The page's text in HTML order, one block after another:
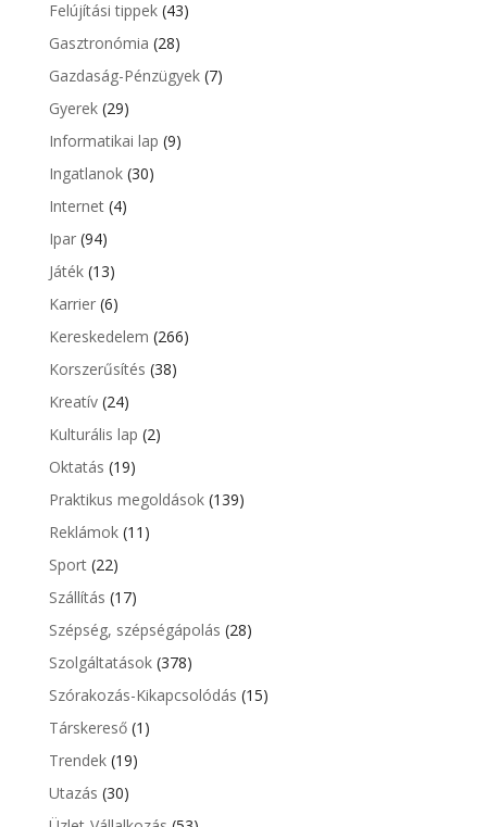
Felújítási tippek(43)
Gasztronómia (28)
Gazdaság-Pénzügyek(7)
Gyerek(29)
Informatikai lap (9)
Ingatlanok(30)
Internet(4)
Ipar(94)
Játék(13)
Karrier(6)
Kereskedelem (266)
Korszerűsítés (38)
Kreatív(24)
Kulturális lap (2)
Oktatás (19)
Praktikus megoldások(139)
Reklámok(11)
Sport(22)
Szállítás (17)
Szépség, szépségápolás (28)
Szolgáltatások(378)
Szórakozás-Kikapcsolódás (15)
Társkereső(1)
Trendek(19)
Utazás (30)